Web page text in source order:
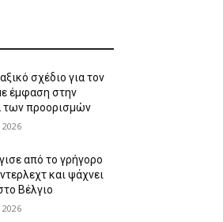
σχέδιο για τον
έμφαση στην
των προορισμών
από το γρήγορο
και ψάχνει
Βέλγιο